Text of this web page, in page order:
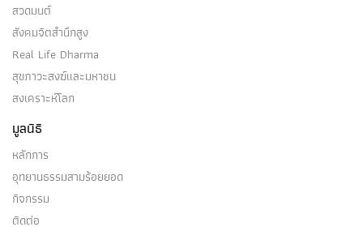
สวดมนต์
สังคมจิตสำนึกสูง
Real Life Dharma
สุขภาวะสงฆ์และมหาชน
สงเคราะห์โลก
มูลนิธิ
หลักการ
อุทยานธรรมสามร้อยยอด
กิจกรรม
ติดต่อ